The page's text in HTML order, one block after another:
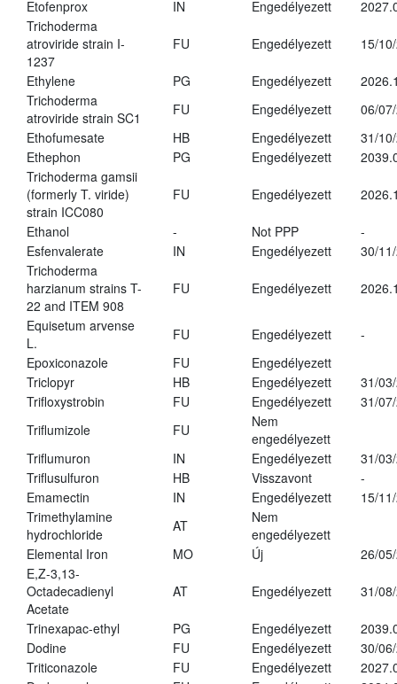
Etofenprox
IN Engedélyezett
Trichoderma
atroviride strain I-
1237
FU Engedélyezett 15/
Ethylene PG Engedélyezett
Trichoderma
atroviride strain SC1
FU Engedélyezett
06/
Ethofumesate
HB Engedélyezett
31/
Ethephon
PG Engedélyezett
Trichoderma gamsii
(formerly T. viride)
strain ICC080
FU Engedélyezett
Ethanol - Not PPP
-
Esfenvalerate
IN Engedélyezett
30/
Trichoderma
harzianum strains T-
22 and ITEM 908
FU Engedélyezett
Equisetum arvense
L.
FU Engedélyezett
-
Epoxiconazole
FU
Engedélyezett
Triclopyr
HB Engedélyezett
31/
Trifloxystrobin
FU Engedélyezett
31/
Triflumizole
FU
Nem
engedélyezett
Triflumuron
IN Engedélyezett
31/
Triflusulfuron
HB Visszavont
-
Emamectin
IN Engedélyezett
15/
Trimethylamine
hydrochloride
AT
Nem
engedélyezett
Elemental Iron
MO Új
26/
E,Z-3,13-
Octadecadienyl
Acetate
AT Engedélyezett 31/
Trinexapac-ethyl PG Engedélyezett
Dodine
FU Engedélyezett
30/
Triticonazole
FU Engedélyezett